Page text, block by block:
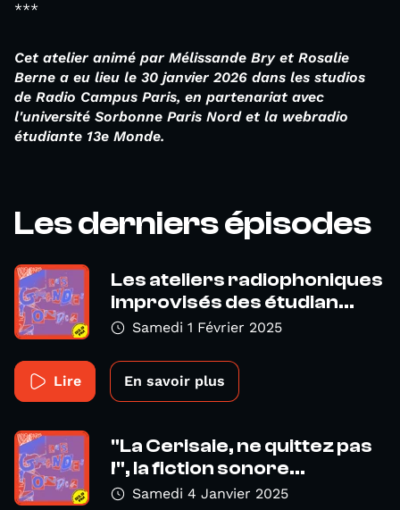
***
Cet atelier animé par Mélissande Bry et Rosalie
Berne a eu lieu le 30 janvier 2026 dans les studios
de Radio Campus Paris, en partenariat avec
l'université Sorbonne Paris Nord et la webradio
étudiante 13e Monde.
Les derniers épisodes
Les ateliers radiophoniques
improvisés des étudian...
Samedi 1 Février 2025
Lire En savoir plus
"La Cerisaie, ne quittez pas
!", la fiction sonore...
Samedi 4 Janvier 2025